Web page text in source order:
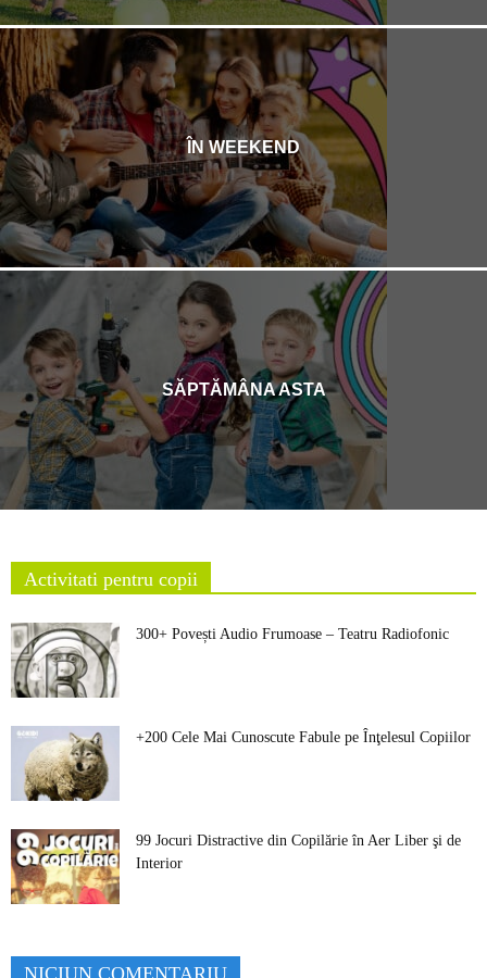
ÎN WEEKEND
SĂPTĂMÂNA ASTA
Activitati pentru copii
300+ Povești Audio Frumoase – Teatru Radiofonic
+200 Cele Mai Cunoscute Fabule pe Înţelesul Copiilor
99 Jocuri Distractive din Copilărie în Aer Liber şi de
Interior